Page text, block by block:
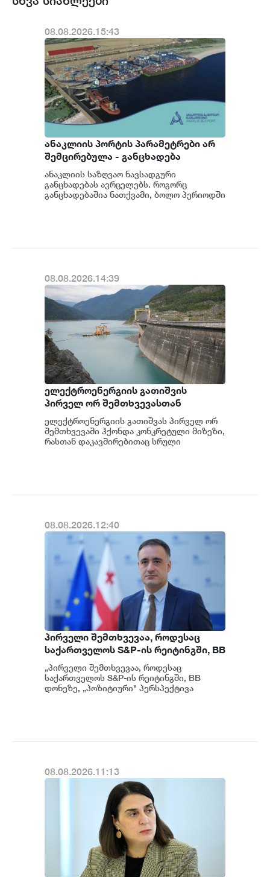
08.08.2026.15:43
ანაკლიის პორტის პარამეტრები არ
შემცირებულა - განცხადება
ანაკლიის საზღვაო ნავსადგური
განცხადებას ავრცელებს. როგორც
განცხადებაშია ნათქვამი, ბოლო პერიოდში
08.08.2026.14:39
ელექტროენერგიის გათიშვის
პირველ ორ შემთხვევასთან
დაკავშირებით სუს-ში წარიმართება
გამოძიება და ინფორმაციას
მოგვიანებით დეტალურად
ელექტროენერგიის გათიშვას პირველ ორ
შემთხვევაში ჰქონდა კონკრეტული მიზეზი,
რასთან დაკავშირებითაც სრული
08.08.2026.12:40
პირველი შემთხვევაა, როდესაც
საქართველოს S&P-ის რეიტინგში, BB
დონეზე „პოზიტიური" პერსპექტივა
მიენიჭა - პერსპექტივის
გაუმჯობესება კიდევ ერთხელ
„პირველი შემთხვევაა, როდესაც
საქართველოს S&P-ის რეიტინგში, BB
დონეზე, „პოზიტიური" პერსპექტივა
08.08.2026.11:13